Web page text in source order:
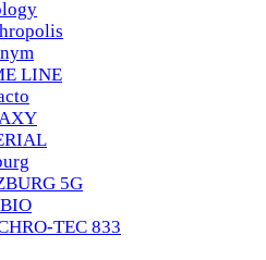
LINE
5G
TEC 833